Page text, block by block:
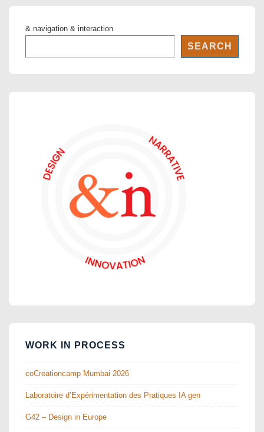
& navigation & interaction
SEARCH
WORK IN PROCESS
coCreationcamp Mumbai 2026
Laboratoire d’Expérimentation des Pratiques IA gen
G42 – Design in Europe